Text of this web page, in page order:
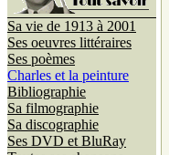
Sa vie de 1913 à 2001
Ses oeuvres littéraires
Ses poèmes
Charles et la peinture
Bibliographie
Sa filmographie
Sa discographie
Ses DVD et BluRay